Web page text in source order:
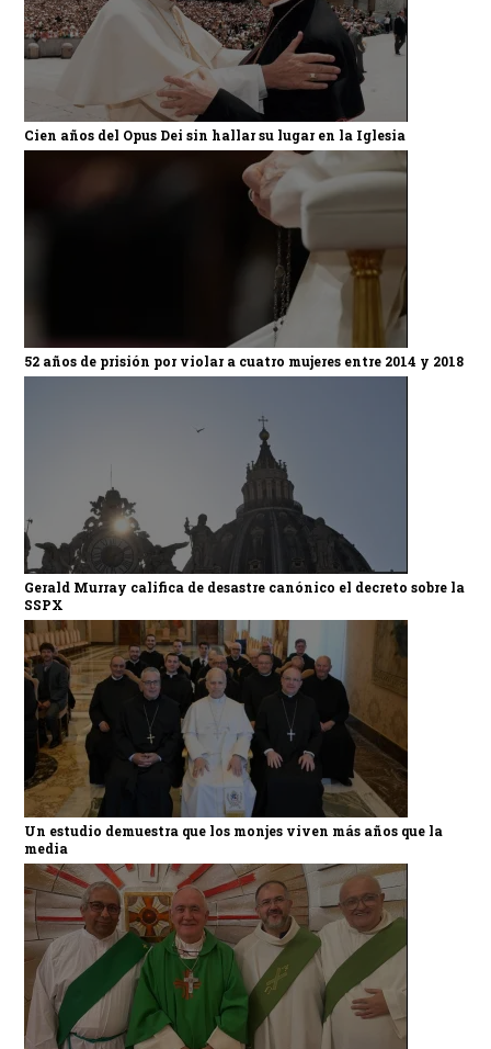
Cien años del Opus Dei sin hallar su lugar en la Iglesia
52 años de prisión por violar a cuatro mujeres entre 2014 y 2018
Gerald Murray califica de desastre canónico el decreto sobre la
SSPX
Un estudio demuestra que los monjes viven más años que la
media